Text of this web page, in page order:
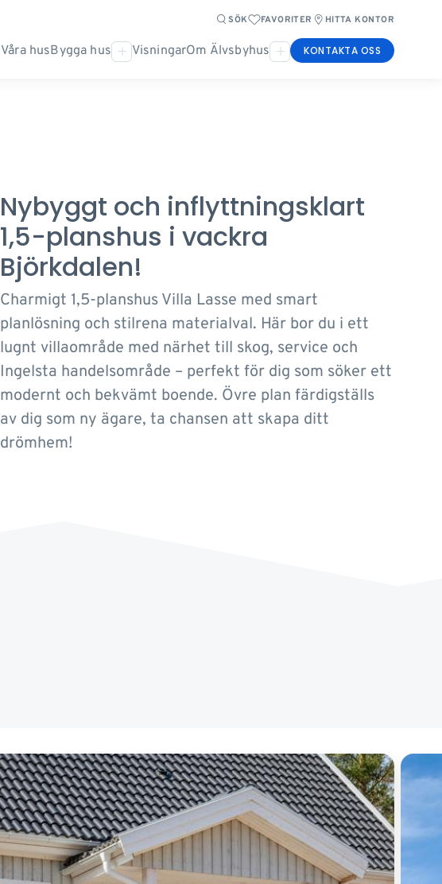
SÖK FAVORITER HITTA KONTOR
Våra husBygga hus VisningarOm Älvsbyhus KONTAKTA OSS
Nybyggt och inflyttningsklart
1,5-planshus i vackra
Björkdalen!
Charmigt 1,5-planshus Villa Lasse med smart
planlösning och stilrena materialval. Här bor du i ett
lugnt villaområde med närhet till skog, service och
Ingelsta handelsområde – perfekt för dig som söker ett
modernt och bekvämt boende. Övre plan färdigställs
av dig som ny ägare, ta chansen att skapa ditt
drömhem!